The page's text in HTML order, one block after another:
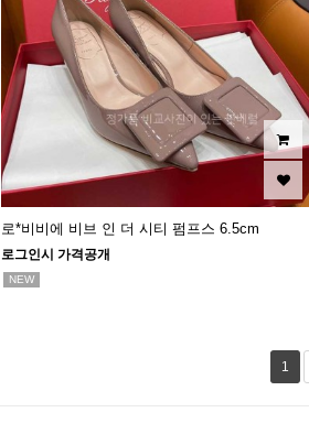
로*비비에 비브 인 더 시티 펌프스 6.5cm
로그인시 가격공개
NEW
1